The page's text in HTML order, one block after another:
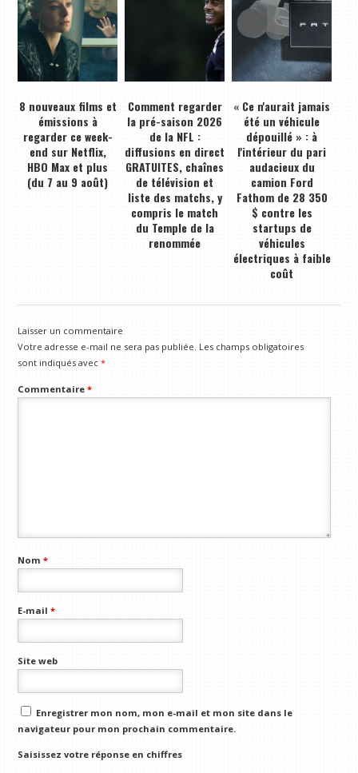
8 nouveaux films et
émissions à
regarder ce week-
end sur Netflix,
HBO Max et plus
(du 7 au 9 août)
Comment regarder
la pré-saison 2026
de la NFL :
diffusions en direct
GRATUITES, chaînes
de télévision et
liste des matchs, y
compris le match
du Temple de la
renommée
« Ce n'aurait jamais
été un véhicule
dépouillé » : à
l'intérieur du pari
audacieux du
camion Ford
Fathom de 28 350
$ contre les
startups de
véhicules
électriques à faible
coût
Laisser un commentaire
Votre adresse e-mail ne sera pas publiée. Les champs obligatoires
sont indiqués avec*
Commentaire*
Nom*
E-mail*
Site web
Enregistrer mon nom, mon e-mail et mon site dans le
navigateur pour mon prochain commentaire.
Saisissez votre réponse en chiffres